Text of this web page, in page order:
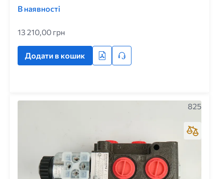
В наявності
13 210,00 грн
Додати в кошик
825